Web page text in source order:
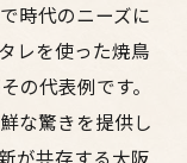
を深掘り
居酒屋体験
り上がる夜
の伝統と進化
時代のニーズに
レを使った焼鳥
の代表例です。
な驚きを提供し
が共存する大阪